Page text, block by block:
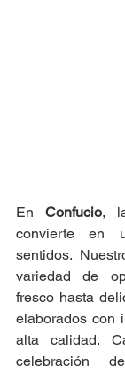
En Confucio,
convierte en
sentidos.
variedad de
fresco hasta
elaborados con
alta calidad.
celebración